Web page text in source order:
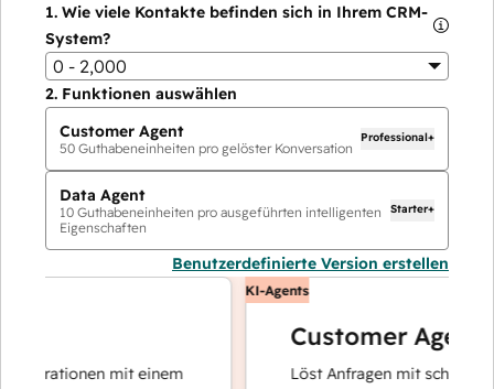
1. Wie viele Kontakte befinden sich in Ihrem CRM-
System?
0 - 2,000
2. Funktionen auswählen
Customer Agent
50 Guthabeneinheiten pro gelöster Konversation
Professional+
Data Agent
10 Guthabeneinheiten pro ausgeführten intelligenten
Eigenschaften
Starter+
Benutzerdefinierte Version erstellen
mit einem
KI-Agents
Customer Agent
Löst Anfragen mit schnellen,